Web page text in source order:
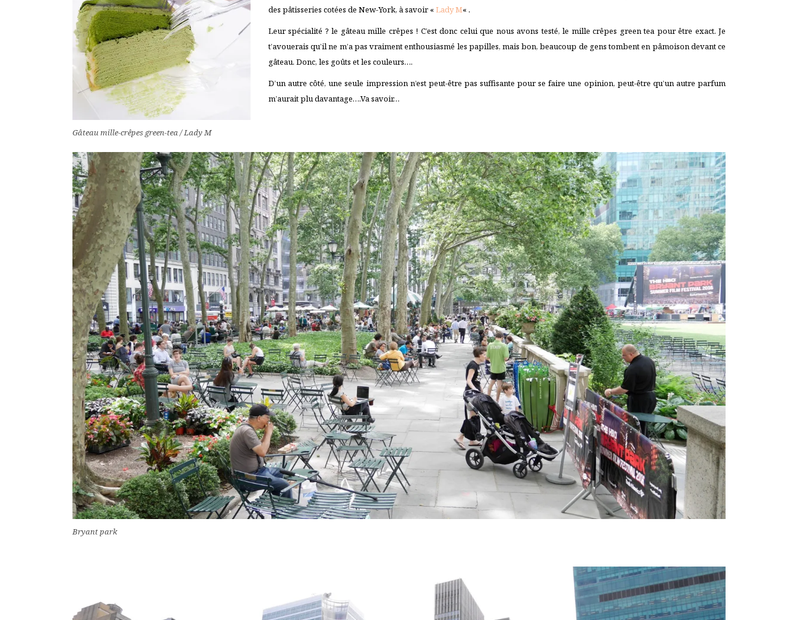
Gâteau mille-crêpes green-tea / Lady M
des pâtisseries cotées de New-York, à savoir « Lady M« .
Leur spécialité ? le gâteau mille crêpes ! C’est donc celui que nous avons testé, le mille crêpes green tea pour être exact. Je
t’avouerais qu’il ne m’a pas vraiment enthousiasmé les papilles, mais bon, beaucoup de gens tombent en pâmoison devant ce
gâteau. Donc, les goûts et les couleurs….
D’un autre côté, une seule impression n’est peut-être pas suffisante pour se faire une opinion, peut-être qu’un autre parfum
m’aurait plu davantage….Va savoir…
Bryant park